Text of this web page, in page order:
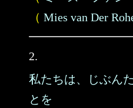
（ Mies van Der
2.
私たちは、じぶん
とを